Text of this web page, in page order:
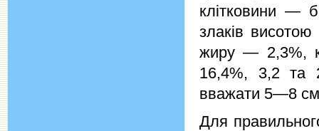
клітковини —
злаків
жиру — 2,3%,
16,4%, 3,2 та
вважати 5—8
Для